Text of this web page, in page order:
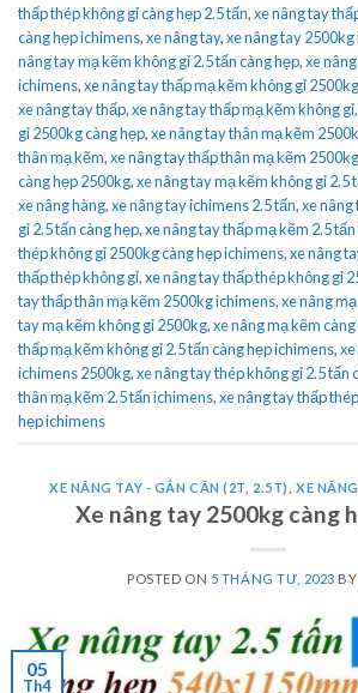
thấp thép không gỉ càng hẹp 2.5 tấn,xe nâng tay
càng hẹp ichimens,xe nâng tay,xe nâng tay
nâng tay mạ kẽm không gỉ 2.5 tấn càng hẹp,xe
ichimens,xe nâng tay thấp mạ kẽm không gỉ
xe nâng tay thấp,xe nâng tay thấp mạ kẽm không gỉ,
gỉ 2500kg càng hẹp,xe nâng tay thân mạ kẽm
thân mạ kẽm,xe nâng tay thấp thân mạ kẽm 2500kg
càng hẹp 2500kg,xe nâng tay mạ kẽm không gỉ 2.5
xe nâng hàng,xe nâng tay ichimens 2.5 tấn,xe nâng
gỉ 2.5 tấn càng hẹp,xe nâng tay thấp mạ kẽm 2.5
thép không gỉ 2500kg càng hẹp ichimens,xe nâng
thấp thép không gỉ,xe nâng tay thấp thép không gỉ
tay thấp thân mạ kẽm 2500kg ichimens,xe nâng
tay mạ kẽm không gỉ 2500kg,xe nâng mạ kẽm
thấp mạ kẽm không gỉ 2.5 tấn càng hẹp ichimens,
ichimens 2500kg,xe nâng tay thép không gỉ 2.5 tấn
thân mạ kẽm 2.5 tấn ichimens,xe nâng tay thấp
hẹp ichimens
XE NÂNG TAY - GẮN CÂN (2T, 2.5T) ,XE
Xe nâng tay 2500kg càng
POSTED ON 5 THÁNG TƯ, 2023 BY
05
Th4